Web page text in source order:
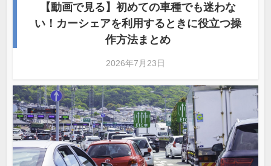
【動画で見る】初めての車種でも迷わな
い！カーシェアを利用するときに役立つ操
作方法まとめ
2026年7月23日